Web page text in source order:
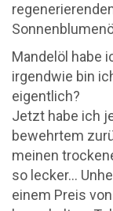
Mandelöl habe
irgendwie bin
eigentlich?
Jetzt habe ich
bewehrtem
meinen
so lecker…
einem Preis